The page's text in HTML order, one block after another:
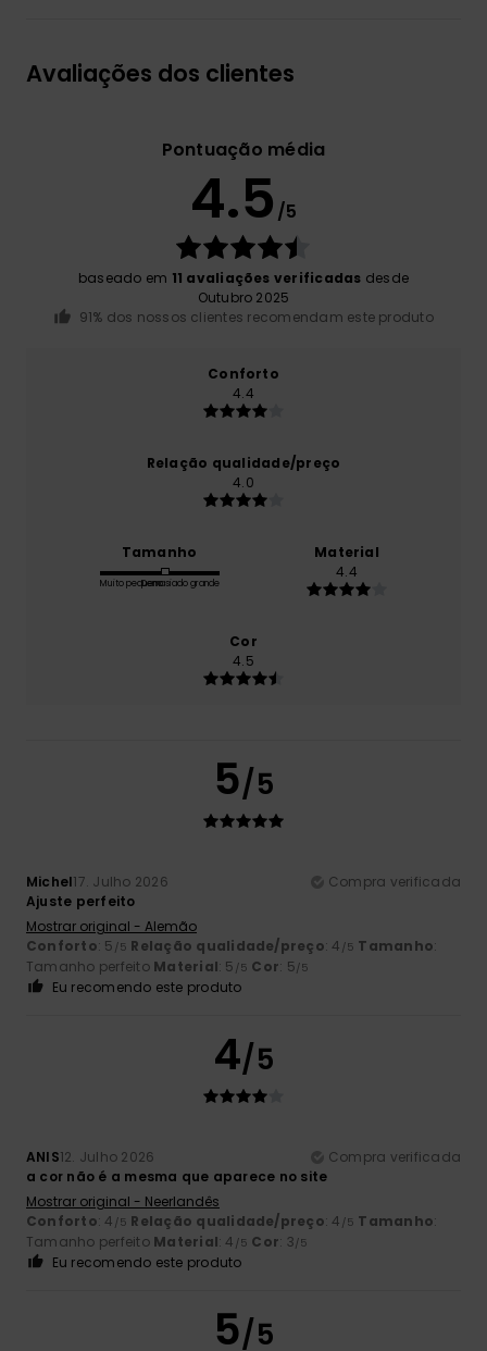
Avaliações dos clientes
Pontuação média
4.5 /5
baseado em 11 avaliações verificadas desde
Outubro 2025
91% dos nossos clientes recomendam este produto
Conforto
4.4
Relação qualidade/preço
4.0
Tamanho
Muito pequenoDemasiado grande
Material
4.4
Cor
4.5
5/5
Michel17. Julho 2026
Compra verificada
Ajuste perfeito
Mostrar original - Alemão
Conforto: 5 /5 Relação qualidade/preço: 4 /5 Tamanho:
Tamanho perfeito Material: 5 /5 Cor: 5/5
Eu recomendo este produto
4/5
ANIS12. Julho 2026
Compra verificada
a cor não é a mesma que aparece no site
Mostrar original - Neerlandês
Conforto: 4 /5 Relação qualidade/preço: 4 /5 Tamanho:
Tamanho perfeito Material: 4 /5 Cor: 3/5
Eu recomendo este produto
5/5